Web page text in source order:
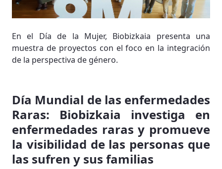
En el Día de la Mujer, Biobizkaia presenta una
muestra de proyectos con el foco en la integración
de la perspectiva de género.
Día Mundial de las enfermedades
Raras: Biobizkaia investiga en
enfermedades raras y promueve
la visibilidad de las personas que
las sufren y sus familias